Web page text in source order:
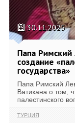
30.11.2025
Папа Римский
создание
государства»
Папа Римский
Ватикана о том,
палестинского
ТУРЦИЯ